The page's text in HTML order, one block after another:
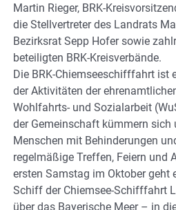
Martin Rieger, BRK-
die Stellvertreter des Landrats
Bezirksrat Sepp Hofer sowie
beteiligten BRK-Kreisverbände.
Die BRK-Chiemseeschifffahrt ist
der Aktivitäten der
Wohlfahrts- und Sozialarbeit
der Gemeinschaft kümmern sich
Menschen mit Behinderungen
regelmäßige Treffen, Feiern und
ersten Samstag im Oktober geht
Schiff der Chiemsee-Schifffahrt
über das Bayerische Meer – in